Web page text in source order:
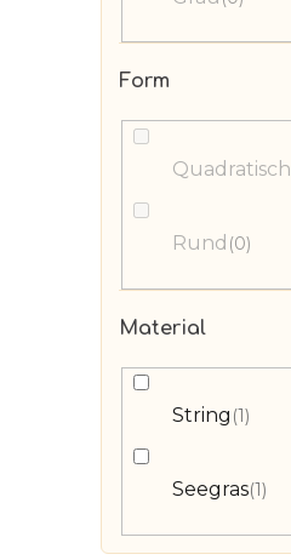
Form
Quadratisch
Rund 0
Material
String 1
Seegras 1